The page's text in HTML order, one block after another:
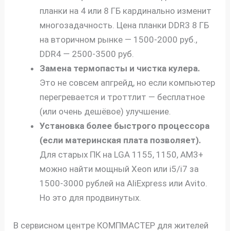
планки на 4 или 8 ГБ кардинально изменит
многозадачность. Цена планки DDR3 8 ГБ
на вторичном рынке — 1500-2000 руб.,
DDR4 — 2500-3500 руб.
Замена термопасты и чистка кулера.
Это не совсем апгрейд, но если компьютер
перегревается и троттлит — бесплатное
(или очень дешёвое) улучшение.
Установка более быстрого процессора
(если материнская плата позволяет).
Для старых ПК на LGA 1155, 1150, AM3+
можно найти мощный Xeon или i5/i7 за
1500-3000 рублей на AliExpress или Avito.
Но это для продвинутых.
В сервисном центре КОМПМАСТЕР для жителей